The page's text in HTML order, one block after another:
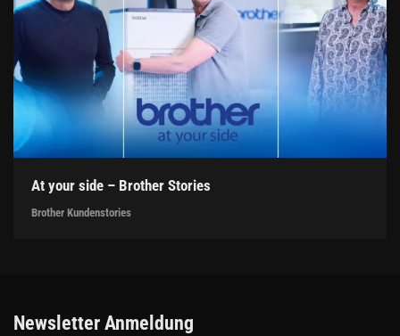
At your side – Brother Stories
Brother Kundenstories
Newsletter Anmeldung